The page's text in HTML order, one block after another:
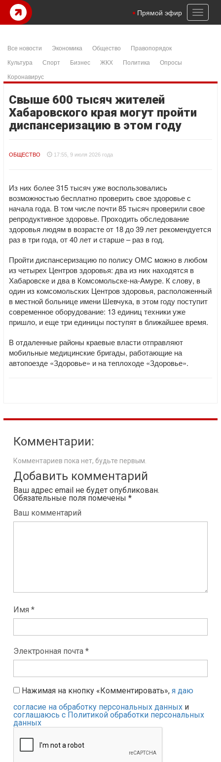
Toggle
Прямой эфир
Все новости Экономика Общество
Правопорядок
Культура
Спорт Бизнес ЖКХ Политика
Опросы
Коронавирус
Свыше 600 тысяч жителей
Хабаровского края могут пройти
диспансеризацию в этом году
ОБЩЕСТВО 17:55, 9 июля 2026 года
Из них более 315 тысяч уже воспользовались
возможностью бесплатно проверить свое здоровье с
начала года. В том числе почти 85 тысяч проверили свое
репродуктивное здоровье. Проходить обследование
здоровья людям в возрасте от 18 до 39 лет рекомендуется
раз в три года, от 40 лет и старше – раз в год.
Пройти диспансеризацию по полису ОМС можно в любом
из четырех Центров здоровья: два из них находятся в
Хабаровске и два в Комсомольске-на-Амуре. К слову, в
один из комсомольских Центров здоровья, расположенный
в местной больнице имени Шевчука, в этом году поступит
современное оборудование: 13 единиц техники уже
пришло, и еще три единицы поступят в ближайшее время.
В отдаленные районы краевые власти отправляют
мобильные медицинские бригады, работающие на
автопоезде «Здоровье» и на теплоходе «Здоровье».
Комментарии:
Комментариев пока нет, будьте первым.
Добавить комментарий
Ваш адрес email не будет опубликован.
Обязательные поля помечены *
Ваш комментарий
Имя *
Электронная почта *
Нажимая на кнопку «Комментировать», я даю
согласие на обработку персональных данных и
соглашаюсь с Политикой обработки персональных
данных